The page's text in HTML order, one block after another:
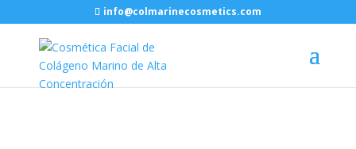
info@colmarinecosmetics.com